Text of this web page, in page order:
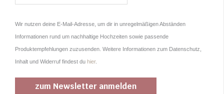
Wir nutzen deine E-Mail-Adresse, um dir in unregelmäßigen Abständen
Informationen rund um nachhaltige Hochzeiten sowie passende
Produktempfehlungen zuzusenden. Weitere Informationen zum Datenschutz,
Inhalt und Widerruf findest du hier.